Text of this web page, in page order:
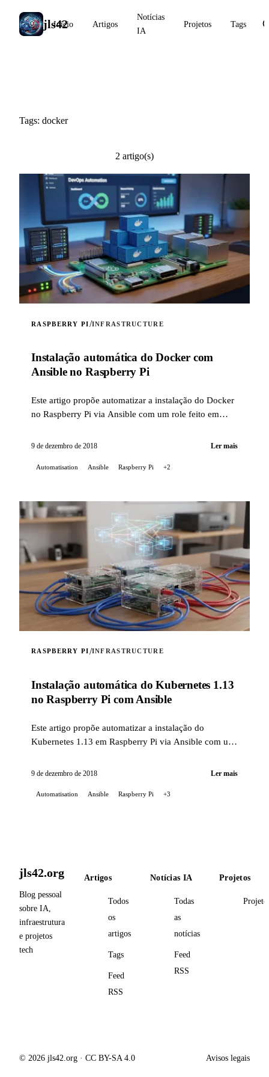
jls42
Início Artigos
Notícias
IA
Projetos Tags
Tags: docker
2 artigo(s)
RASPBERRY PI/INFRASTRUCTURE
Instalação automática do Docker com
Ansible no Raspberry Pi
Este artigo propõe automatizar a instalação do Docker
no Raspberry Pi via Ansible com um role feito em
9 de dezembro de 2018 Ler mais
Automatisation Ansible Raspberry Pi +2
RASPBERRY PI/INFRASTRUCTURE
Instalação automática do Kubernetes 1.13
no Raspberry Pi com Ansible
Este artigo propõe automatizar a instalação do
Kubernetes 1.13 em Raspberry Pi via Ansible com um
9 de dezembro de 2018 Ler mais
Automatisation Ansible Raspberry Pi +3
jls42.org
Blog pessoal
sobre IA,
infraestrutura
e projetos
tech
Artigos
Todos
os
artigos
Tags
Feed
RSS
Notícias IA
Todas
as
notícias
Feed
RSS
Projetos
© 2026 jls42.org · CC BY-SA 4.0 Avisos legais